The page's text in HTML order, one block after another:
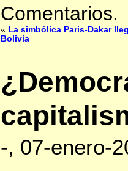
Comentarios.
« La simbólica Paris-Dakar
Bolivia
-, 07-enero-